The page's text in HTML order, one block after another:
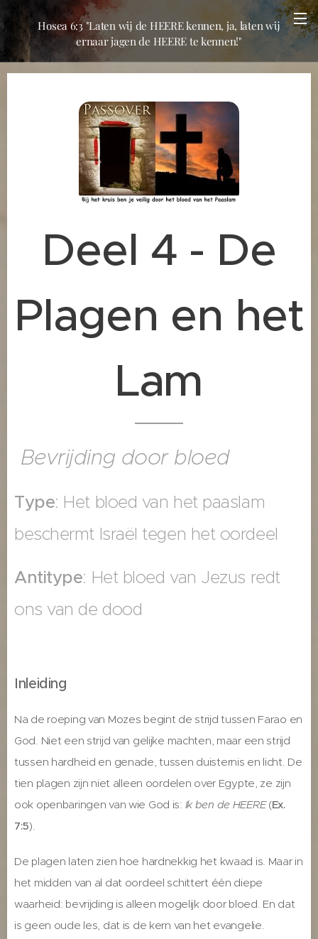
Hosea 6:3 "Laten wij de HEERE kennen, ja, laten wij
ernaar jagen de HEERE te kennen!"
Deel 4 - De
Plagen en het
Lam
Bevrijding door bloed
Type: Het bloed van het paaslam
beschermt Israël tegen het oordeel
Antitype: Het bloed van Jezus redt
ons van de dood
Inleiding
Na de roeping van Mozes begint de strijd tussen Farao en
God. Niet een strijd van gelijke machten, maar een strijd
tussen hardheid en genade, tussen duisternis en licht. De
tien plagen zijn niet alleen oordelen over Egypte, ze zijn
ook openbaringen van wie God is: Ik ben de HEERE(Ex.
7:5).
De plagen laten zien hoe hardnekkig het kwaad is. Maar in
het midden van al dat oordeel schittert één diepe
waarheid: bevrijding is alleen mogelijk door bloed. En dat
is geen oude les, dat is de kern van het evangelie.